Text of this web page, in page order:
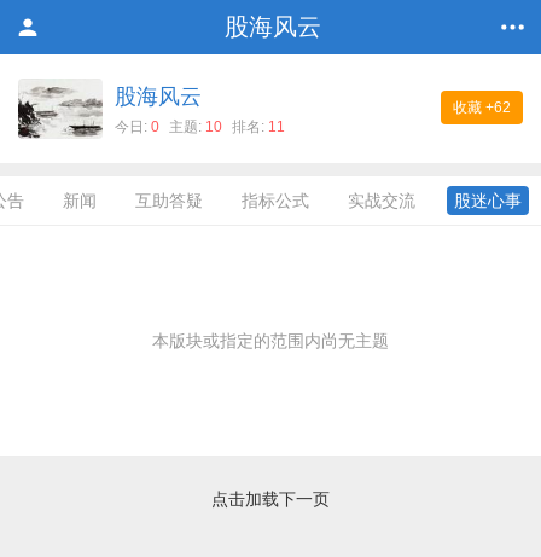
股海风云
收藏 +62
股海风云
今日:0 主题: 10 排名: 11
告 新闻 互助答疑 指标公式 实战交流 股迷心事
本版块或指定的范围内尚无主题
点击加载下一页